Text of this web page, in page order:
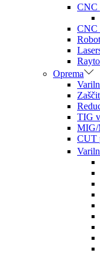
CNC
CNC
Oprema
TIG
MIG/
CUT